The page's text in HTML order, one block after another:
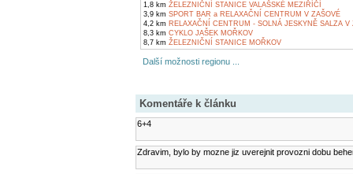
1,8 km ŽELEZNIČNÍ STANICE VALAŠSKÉ MEZIŘÍČÍ
3,9 km SPORT BAR a RELAXAČNÍ CENTRUM V ZAŠOVÉ
4,2 km RELAXAČNÍ CENTRUM - SOLNÁ JESKYNĚ SALZA V
8,3 km CYKLO JAŠEK MOŘKOV
8,7 km ŽELEZNIČNÍ STANICE MOŘKOV
Další možnosti regionu ...
Komentáře k článku
6+4
Zdravim, bylo by mozne jiz uverejnit provozni dobu